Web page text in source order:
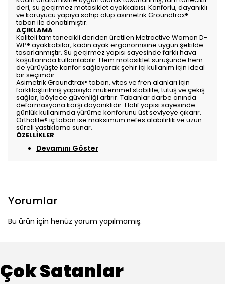
deri, su geçirmez motosiklet ayakkabısı. Konforlu, dayanıklı
ve koruyucu yapıya sahip olup asimetrik Groundtrax®
taban ile donatılmıştır.
AÇIKLAMA
Kaliteli tam tanecikli deriden üretilen Metractive Woman D-
WP® ayakkabılar, kadın ayak ergonomisine uygun şekilde
tasarlanmıştır. Su geçirmez yapısı sayesinde farklı hava
koşullarında kullanılabilir. Hem motosiklet sürüşünde hem
de yürüyüşte konfor sağlayarak şehir içi kullanım için ideal
bir seçimdir.
Asimetrik Groundtrax® taban, vites ve fren alanları için
farklılaştırılmış yapısıyla mükemmel stabilite, tutuş ve çekiş
sağlar, böylece güvenliği artırır. Tabanlar darbe anında
deformasyona karşı dayanıklıdır. Hafif yapısı sayesinde
günlük kullanımda yürüme konforunu üst seviyeye çıkarır.
Ortholite® iç taban ise maksimum nefes alabilirlik ve uzun
süreli yastıklama sunar.
ÖZELLİKLER
Devamını Göster
Yorumlar
Bu ürün için henüz yorum yapılmamış.
Çok Satanlar